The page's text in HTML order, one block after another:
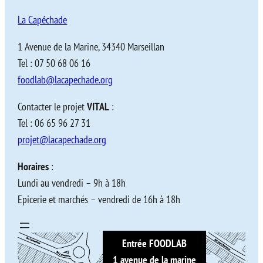
La Capéchade
1 Avenue de la Marine, 34340 Marseillan
Tel : 07 50 68 06 16
foodlab@lacapechade.org
Contacter le projetVITAL :
Tel : 06 65 96 27 31
projet@lacapechade.org
Horaires :
Lundi au vendredi – 9h à 18h
Epicerie et marchés – vendredi de 16h à 18h
Entrée FOODLAB
1 avenue de la marine